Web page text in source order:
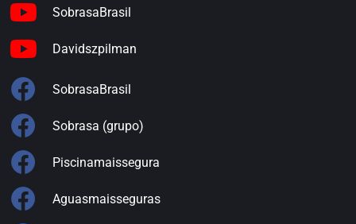
SobrasaBrasil
Davidszpilman
SobrasaBrasil
Sobrasa (grupo)
Piscinamaissegura
Aguasmaisseguras